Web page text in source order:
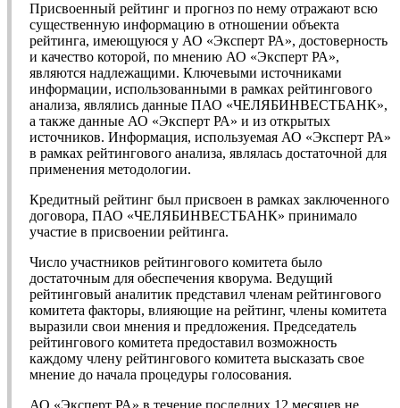
Присвоенный рейтинг и прогноз по нему отражают всю
существенную информацию в отношении объекта
рейтинга, имеющуюся у АО «Эксперт РА», достоверность
и качество которой, по мнению АО «Эксперт РА»,
являются надлежащими. Ключевыми источниками
информации, использованными в рамках рейтингового
анализа, являлись данные ПАО «ЧЕЛЯБИНВЕСТБАНК»,
а также данные АО «Эксперт РА» и из открытых
источников. Информация, используемая АО «Эксперт РА»
в рамках рейтингового анализа, являлась достаточной для
применения методологии.
Кредитный рейтинг был присвоен в рамках заключенного
договора, ПАО «ЧЕЛЯБИНВЕСТБАНК» принимало
участие в присвоении рейтинга.
Число участников рейтингового комитета было
достаточным для обеспечения кворума. Ведущий
рейтинговый аналитик представил членам рейтингового
комитета факторы, влияющие на рейтинг, члены комитета
выразили свои мнения и предложения. Председатель
рейтингового комитета предоставил возможность
каждому члену рейтингового комитета высказать свое
мнение до начала процедуры голосования.